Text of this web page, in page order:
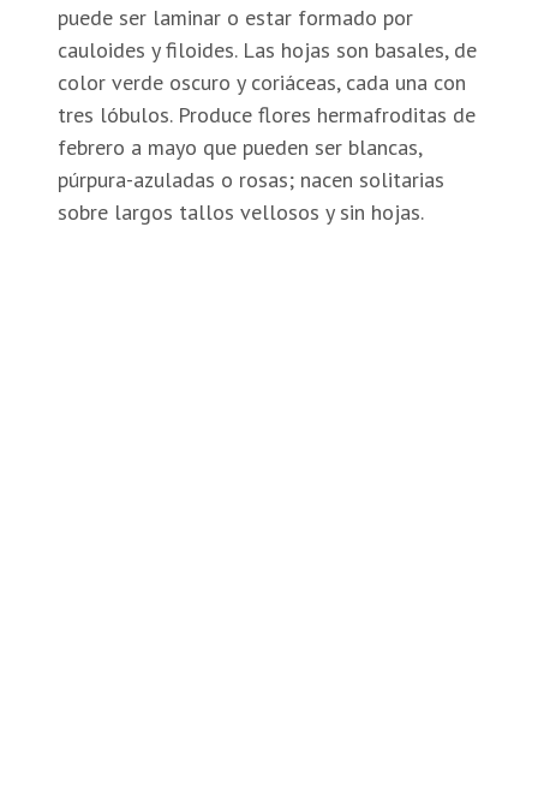
puede ser laminar o estar formado por
cauloides y filoides. Las hojas son basales, de
color verde oscuro y coriáceas, cada una con
tres lóbulos. Produce flores hermafroditas de
febrero a mayo que pueden ser blancas,
púrpura-azuladas o rosas; nacen solitarias
sobre largos tallos vellosos y sin hojas.